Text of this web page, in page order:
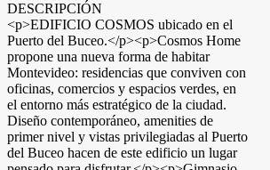
DESCRIPCIÓN
<p>EDIFICIO COSMOS ubicado en el
Puerto del Buceo.</p><p>Cosmos Home
propone una nueva forma de habitar
Montevideo: residencias que conviven con
oficinas, comercios y espacios verdes, en
el entorno más estratégico de la ciudad.
Diseño contemporáneo, amenities de
primer nivel y vistas privilegiadas al Puerto
del Buceo hacen de este edificio un lugar